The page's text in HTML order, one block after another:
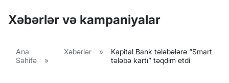
Xəbərlər və kampaniyalar
Ana
Səhifə
»
Xəbərlər »
Kapital Bank tələbələrə “Smart
tələbə kartı” təqdim etdi